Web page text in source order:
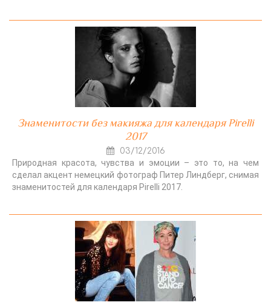
Знаменитости без макияжа для календаря Pirelli
2017
03/12/2016
Природная красота, чувства и эмоции – это то, на чем
сделал акцент немецкий фотограф Питер Линдберг, снимая
знаменитостей для календаря Pirelli 2017.